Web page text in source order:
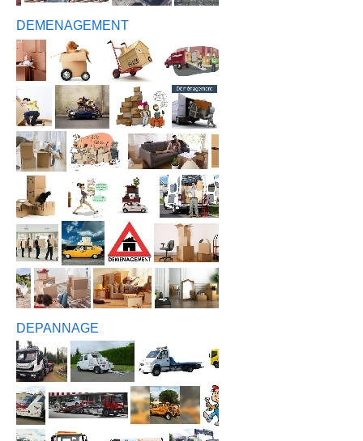
DEMENAGEMENT
DEPANNAGE